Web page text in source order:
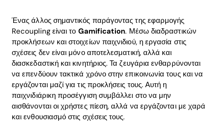
Ένας άλλος σημαντικός παράγοντας της εφαρμογής
Recoupling είναι το Gamification. Μέσω διαδραστικών
προκλήσεων και στοιχείων παιχνιδιού, η εργασία στις
σχέσεις δεν είναι μόνο αποτελεσματική, αλλά και
διασκεδαστική και κινητήριος. Τα ζευγάρια ενθαρρύνονται
να επενδύουν τακτικά χρόνο στην επικοινωνία τους και να
εργάζονται μαζί για τις προκλήσεις τους. Αυτή η
παιχνιδιάρικη προσέγγιση συμβάλλει στο να μην
αισθάνονται οι χρήστες πίεση, αλλά να εργάζονται με χαρά
και ενθουσιασμό στις σχέσεις τους.